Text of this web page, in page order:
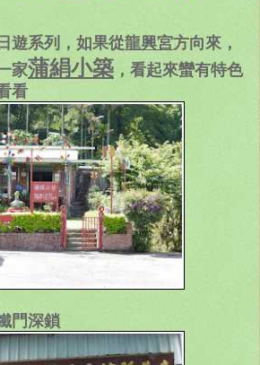
遊系列，如果從龍興宮方向來，
家蒲絹小築 ，看起來蠻有特色
看
門深鎖